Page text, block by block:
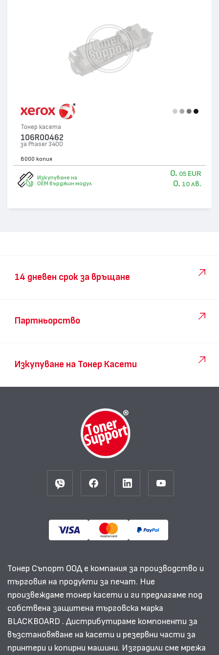
Тонер касета
106R00462
за Phaser 3400
8000 копия
Изкупуване на
OEM върджин модул
0. 05 EUR
0. 10 лв.
14 дневен срок за връщане
Партньорство
Изкупуване на Тонер Касети
Тонер Съпорт ООД е компания за производство и
търговия на продукти за печат. Ние
произвеждаме тонер касети и ги предлагаме под
собствена защитена търговска марка
BLACKBOARD . Дистрибутираме компоненти за
възстановяване на касети и резервни части за
принтери и копирни машини. Изградили сме мрежа